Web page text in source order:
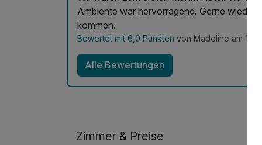
Ambiente war hervorragend. Gerne
kommen.
Bewertet mit 6,0 Punkten von Madeline am
Alle Bewertungen
Zimmer & Preise